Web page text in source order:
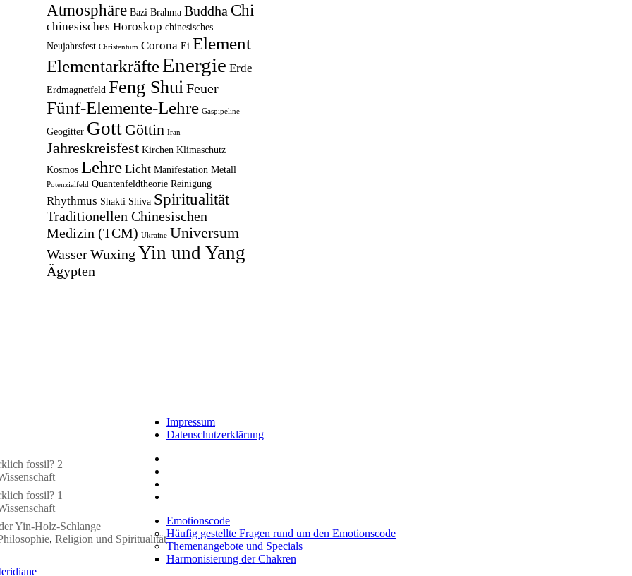
Atmosphäre Bazi Brahma Buddha Chi
chinesisches Horoskop chinesisches
Neujahrsfest Christentum Corona Ei Element
ElementarkräfteEnergie Erde
Erdmagnetfeld Feng Shui Feuer
Fünf-Elemente-Lehre Gaspipeline
Geogitter Gott Göttin Iran
Jahreskreisfest Kirchen Klimaschutz
Kosmos Lehre Licht Manifestation Metall
Potenzialfeld Quantenfeldtheorie Reinigung
Rhythmus Shakti Shiva Spiritualität
Traditionellen Chinesischen
Medizin (TCM) Ukraine Universum
Wasser Wuxing Yin und Yang
Ägypten
fossil? 2
fossil? 1
Yin-Holz-Schlange
, Religion und Spiritualität
Impressum
Datenschutzerklärung
Emotionscode
Häufig gestellte Fragen rund um den Emotionscode
Themenangebote und Specials
Harmonisierung der Chakren